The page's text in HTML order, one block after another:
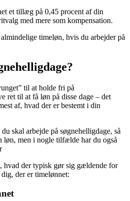
et tillæg på 0,45 procent af din
med mere som kompensation.
timeløn, hvis du arbejder på
til at holde fri på
ret til at få løn på disse dage – det
af, hvad der er bestemt i din
skal arbejde på søgnehelligdage, så
løn, men i nogle tilfælde har du også
hvad der typisk gør sig gældende for
der er timelønnet: